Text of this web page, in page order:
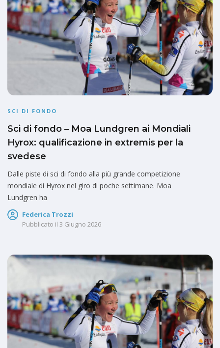
SCI DI FONDO
Sci di fondo – Moa Lundgren ai Mondiali
Hyrox: qualificazione in extremis per la
svedese
Dalle piste di sci di fondo alla più grande competizione
mondiale di Hyrox nel giro di poche settimane. Moa
Lundgren ha
Federica Trozzi
Pubblicato il 3 Giugno 2026